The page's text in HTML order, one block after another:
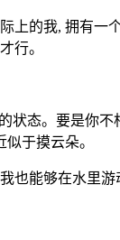
的我, 拥有
行。
态。要是你
于摸云朵。
也能够在水里